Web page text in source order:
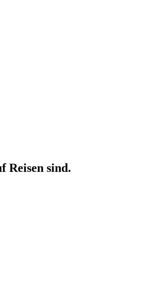
Reisen sind.